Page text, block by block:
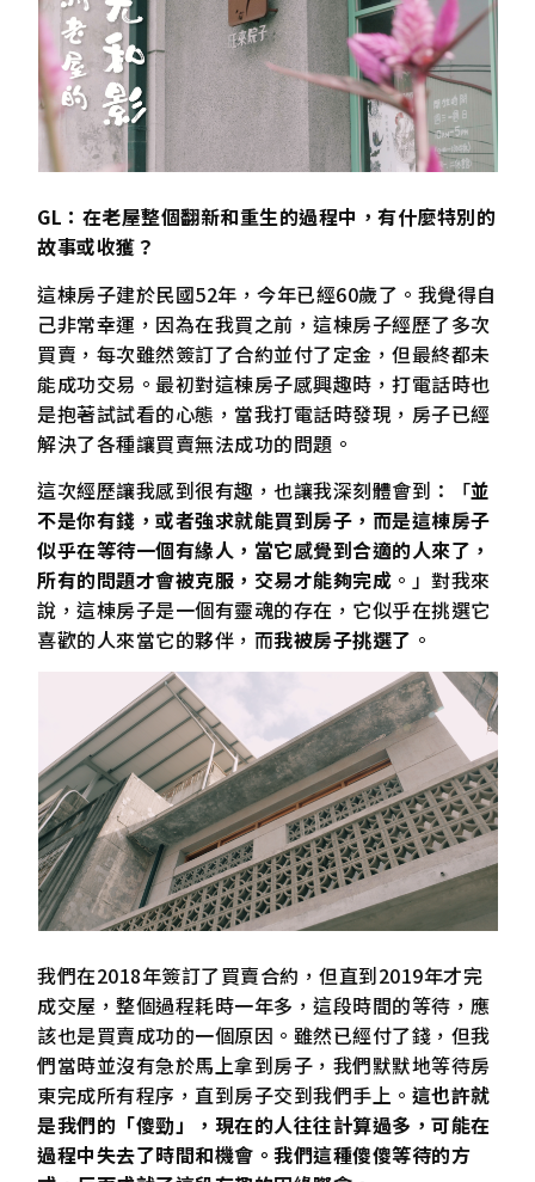
GL：在老屋整個翻新和重生的過程中，有什麼特別的
故事或收獲？
這棟房子建於民國52年，今年已經60歲了。我覺得自
己非常幸運，因為在我買之前，這棟房子經歷了多次
買賣，每次雖然簽訂了合約並付了定金，但最終都未
能成功交易。最初對這棟房子感興趣時，打電話時也
是抱著試試看的心態，當我打電話時發現，房子已經
解決了各種讓買賣無法成功的問題。
這次經歷讓我感到很有趣，也讓我深刻體會到：「並
不是你有錢，或者強求就能買到房子，而是這棟房子
似乎在等待一個有緣人，當它感覺到合適的人來了，
所有的問題才會被克服，交易才能夠完成 。」對我來
說，這棟房子是一個有靈魂的存在，它似乎在挑選它
喜歡的人來當它的夥伴，而我被房子挑選了 。
我們在2018年簽訂了買賣合約，但直到2019年才完
成交屋，整個過程耗時一年多，這段時間的等待，應
該也是買賣成功的一個原因。雖然已經付了錢，但我
們當時並沒有急於馬上拿到房子，我們默默地等待房
東完成所有程序，直到房子交到我們手上。 這也許就
是我們的「傻勁」，現在的人往往計算過多，可能在
過程中失去了時間和機會。我們這種傻傻等待的方